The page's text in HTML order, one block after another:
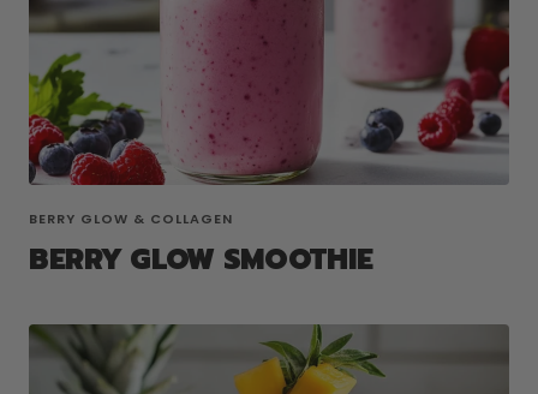
BERRY GLOW & COLLAGEN
BERRY GLOW SMOOTHIE